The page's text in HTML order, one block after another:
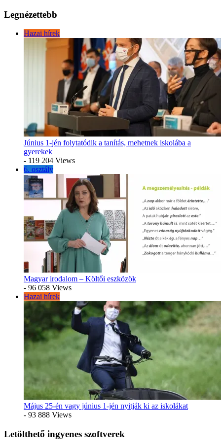
Legnézettebb
Hazai hírek
Június 1-jén folytatódik a tanítás, mehetnek iskolába a
gyerekek
- 119 204 Views
6. osztály
Magyar irodalom – Költői eszközök
- 96 058 Views
Hazai hírek
Május 25-én vagy június 1-jén nyitják ki az iskolákat
- 93 888 Views
Letölthető ingyenes szoftverek